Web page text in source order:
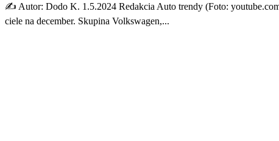
✍️ Autor: Dodo K. 1.5.2024 Redakcia Auto trendy (Foto:
ciele na december. Skupina Volkswagen,...